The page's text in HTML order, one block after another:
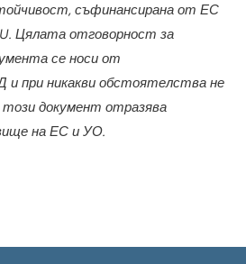
съфинансирана от ЕС
.Цялата отговорност за
се носи от
и при никакви обстоятелства не
този документ отразява
на ЕС и УО.